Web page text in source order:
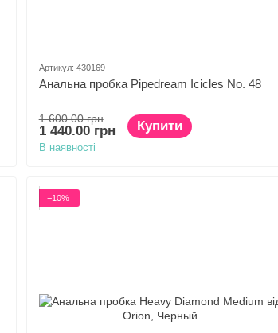
Артикул: 430169
Анальна пробка Pipedream Icicles No. 48
1 600.00 грн
1 440.00 грн Купити
В наявності
−10%